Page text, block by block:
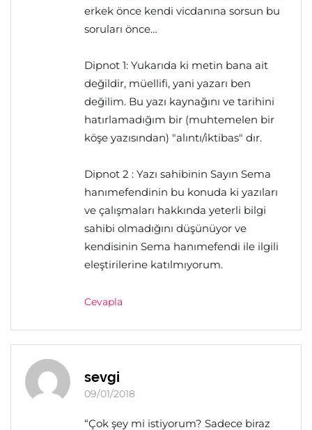
erkek önce kendi vicdanına sorsun bu
soruları önce…
Dipnot 1: Yukarıda ki metin bana ait
değildir, müellifi, yani yazarı ben
değilim. Bu yazı kaynağını ve tarihini
hatırlamadığım bir (muhtemelen bir
köşe yazısından) "alıntı/iktibas" dır.
Dipnot 2 : Yazı sahibinin Sayın Sema
hanımefendinin bu konuda ki yazıları
ve çalışmaları hakkında yeterli bilgi
sahibi olmadığını düşünüyor ve
kendisinin Sema hanımefendi ile ilgili
eleştirilerine katılmıyorum.
Cevapla
sevgi
09/01/2018
“Çok şey mi istiyorum? Sadece biraz